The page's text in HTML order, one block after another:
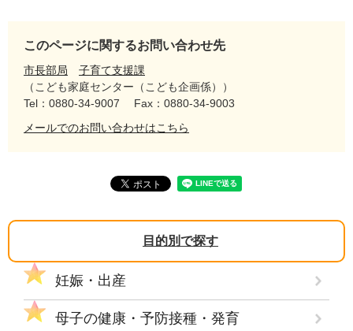
このページに関するお問い合わせ先
市長部局
子育て支援課
こども家庭センター（こども企画係）
Tel：0880-34-9007
Fax：0880-34-9003
メールでのお問い合わせはこちら
目的別で探す
妊娠・出産
母子の健康・予防接種・発育